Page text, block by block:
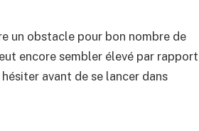
un obstacle pour bon nombre de
encore sembler élevé par rapport
avant de se lancer dans